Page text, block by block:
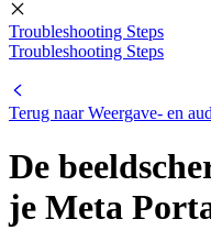
Troubleshooting Steps
Troubleshooting Steps
Terug naar Weergave- en
De
je Meta